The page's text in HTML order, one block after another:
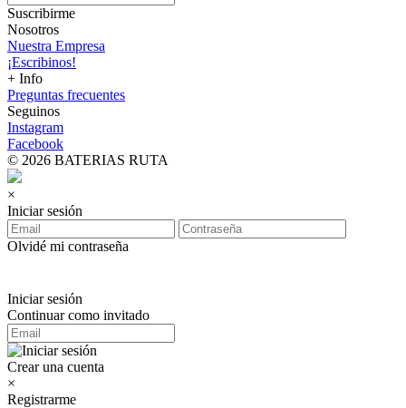
Suscribirme
Nosotros
Nuestra Empresa
¡Escribinos!
+ Info
Preguntas frecuentes
Seguinos
Instagram
Facebook
© 2026 BATERIAS RUTA
×
Iniciar sesión
Olvidé mi contraseña
Iniciar sesión
Continuar como invitado
Crear una cuenta
×
Registrarme